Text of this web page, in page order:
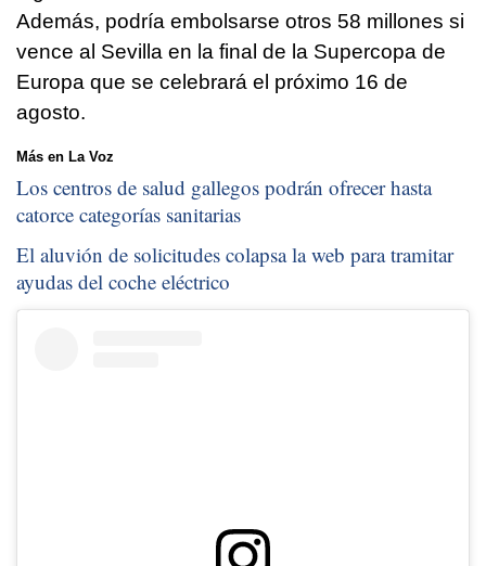
Además, podría embolsarse otros 58 millones si
vence al Sevilla en la final de la Supercopa de
Europa que se celebrará el próximo 16 de
agosto.
Más en La Voz
Los centros de salud gallegos podrán ofrecer hasta
catorce categorías sanitarias
El aluvión de solicitudes colapsa la web para tramitar
ayudas del coche eléctrico